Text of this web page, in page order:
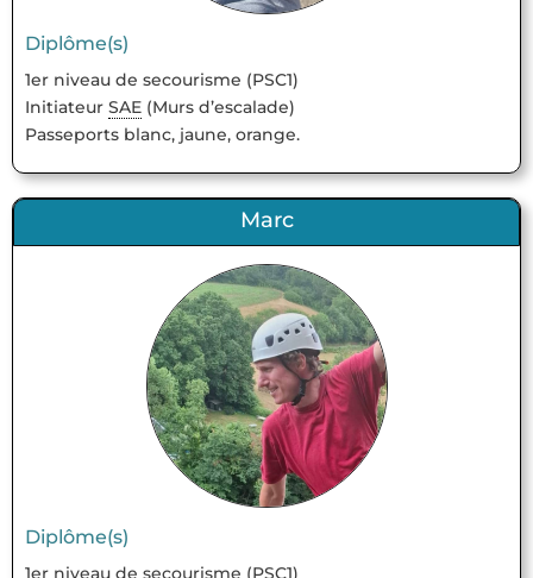
Diplôme(s)
1er niveau de secourisme (PSC1)
Initiateur SAE (Murs d’escalade)
Passeports blanc, jaune, orange.
Marc
Diplôme(s)
1er niveau de secourisme (PSC1)